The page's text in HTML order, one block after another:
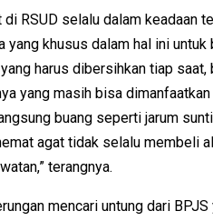
di RSUD selalu dalam keadaan
yang khusus dalam hal ini
harus dibersihkan tiap
yang masih bisa
buang seperti jarum
agat tidak selalu membeli
terangnya.
mencari untung dari